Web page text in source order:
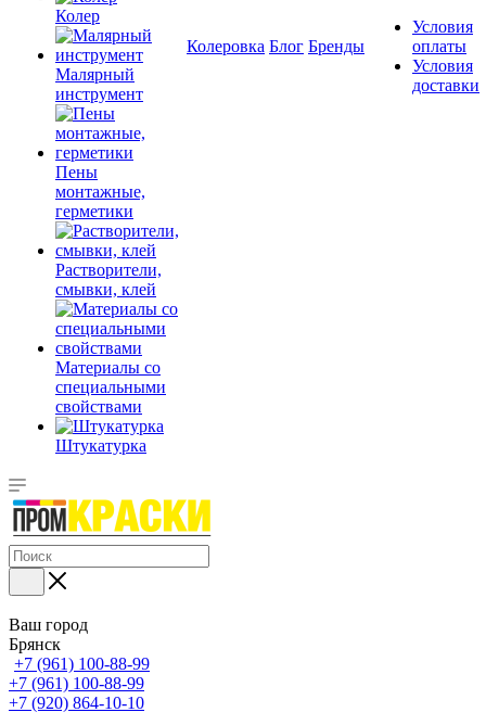
Колер
Малярный
инструмент
Пены
монтажные,
герметики
Растворители,
смывки, клей
Материалы со
специальными
свойствами
Штукатурка
Колеровка Блог Бренды
Условия
оплаты
Условия
доставки
Ваш город
Брянск
+7 (961) 100-88-99
+7 (961) 100-88-99
+7 (920) 864-10-10